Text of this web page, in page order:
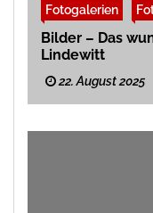
Fotogalerien
Bilder – Das
Lindewitt
22. August 2025